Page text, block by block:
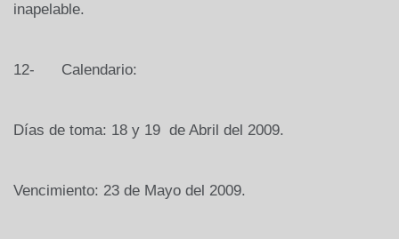
inapelable.
12- Calendario:
Días de toma: 18 y 19 de Abril del 2009.
Vencimiento: 23 de Mayo del 2009.